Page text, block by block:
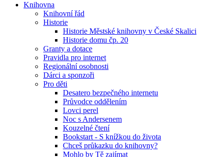
Knihovna
Knihovní řád
Historie
Historie Městské knihovny v České Skalici
Historie domu čp. 20
Granty a dotace
Pravidla pro internet
Regionální osobnosti
Dárci a sponzoři
Pro děti
Desatero bezpečného internetu
Průvodce oddělením
Lovci perel
Noc s Andersenem
Kouzelné čtení
Bookstart - S knížkou do života
Chceš průkazku do knihovny?
Mohlo by Tě zajímat